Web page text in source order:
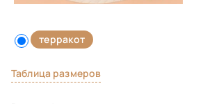
терракот
Таблица размеров